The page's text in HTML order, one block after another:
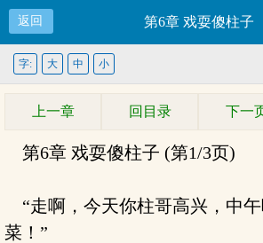
返回 第6章 戏耍傻柱子
字: 大 中 小
上一章 回目录 下一
第6章 戏耍傻柱子 (第1/3页)
“走啊，今天你柱哥高兴，中
菜！”